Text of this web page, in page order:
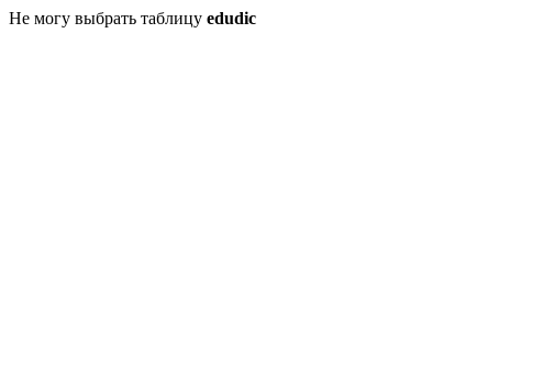
Не могу выбрать таблицу edudic